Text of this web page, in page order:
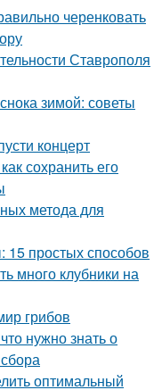
черенковать
Ставрополя
зимой: советы
концерт
сохранить его
метода для
15 простых способов
много клубники на
грибов
нужно знать о
оптимальный